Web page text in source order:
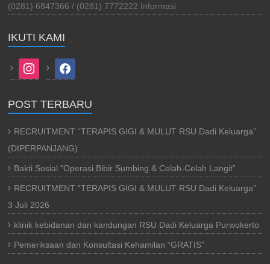
(0281) 6847366 / (0281) 7772222 Informasi
IKUTI KAMI
instagram facebook
POST TERBARU
RECRUITMENT “TERAPIS GIGI & MULUT RSU Dadi Keluarga”
(DIPERPANJANG)
Bakti Sosial “Operasi Bibir Sumbing & Celah-Celah Langit”
RECRUITMENT “TERAPIS GIGI & MULUT RSU Dadi Keluarga”
3 Juli 2026
klinik kebidanan dan kandungan RSU Dadi Keluarga Purwokerto
Pemeriksaan dan Konsultasi Kehamilan “GRATIS”